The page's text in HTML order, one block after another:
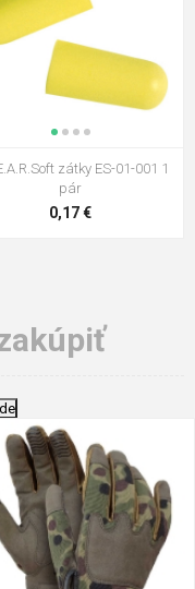
zátky ES-01-001 1
pár
0,17 €